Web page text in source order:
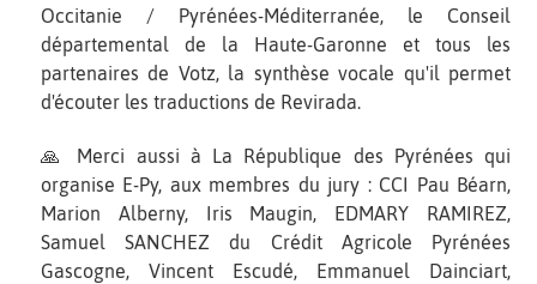
Occitanie / Pyrénées-Méditerranée, le Conseil
départemental de la Haute-Garonne et tous les
partenaires de Votz, la synthèse vocale qu'il permet
d'écouter les traductions de Revirada.
🙏 Merci aussi à La République des Pyrénées qui
organise E-Py, aux membres du jury : CCI Pau Béarn,
Marion Alberny, Iris Maugin, EDMARY RAMIREZ,
Samuel SANCHEZ du Crédit Agricole Pyrénées
Gascogne, Vincent Escudé, Emmanuel Dainciart,